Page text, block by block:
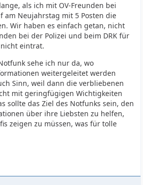
als ich mit OV-Freunden bei
am Neujahrstag mit 5 Posten die
Wir haben es einfach getan, nicht
bei der Polizei und beim DRK für
eintrat.
sehe ich nur da, wo
weitergeleitet werden
Sinn, weil dann die verbliebenen
mit geringfügigen Wichtigkeiten
sollte das Ziel des Notfunks sein, den
über ihre Liebsten zu helfen,
zeigen zu müssen, was für tolle